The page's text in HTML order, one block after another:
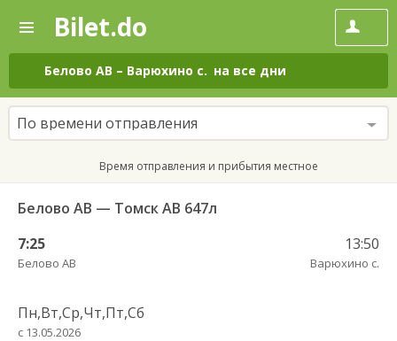
—
Поиск
и
покупка
билетов
на
автобус
онлайн
Bilet.do
Белово АВ – Варюхино с. на все дни
По времени отправления
Время отправления и прибытия местное
Белово АВ — Томск АВ 647л
7:25
Белово АВ
13:50
Варюхино с.
Пн,Вт,Ср,Чт,Пт,Сб
с 13.05.2026